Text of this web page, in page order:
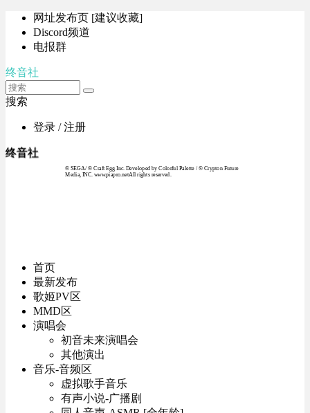
网址发布页 [建议收藏]
Discord频道
电报群
终音社
搜索
登录 / 注册
终音社
© SEGA / © Craft Egg Inc. Developed by Colorful Palette / © Crypton Future
Media, INC. www.piapro.netAll rights reserved.
首页
最新发布
歌姬PV区
MMD区
演唱会
初音未来演唱会
其他演出
音乐-音频区
虚拟歌手音乐
有声小说-广播剧